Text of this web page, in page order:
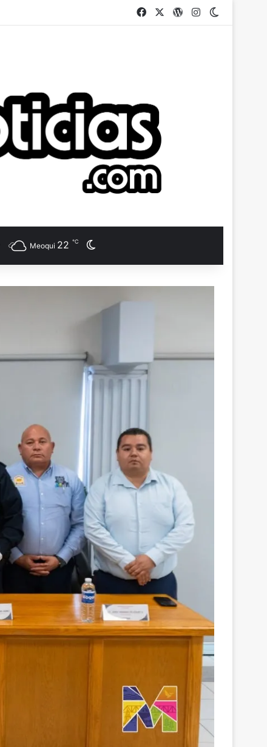
FacebookWordPress
Instagram
Meoqui 22 ℃